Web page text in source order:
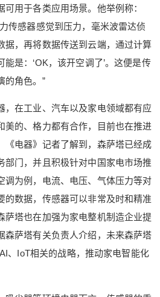
用于各类应用场景。他举例称：
传感器感觉到压力，毫米波雷达侦
据，再将数据传送到云端，通过计算
是：‘OK，该开空调了’。这便是传
的角色。”
，在工业、汽车以及家电领域都有应
美的、格力都有合作，目前也在推进
《电器》记者了解到，森萨塔已经成
部门，并且积极针对中国家电市场推
调为例，电流、电压、气体压力等对
的数据，传感器可以非常及时和精准
萨塔也在加强为家电整机制造企业提
森萨塔有关负责人介绍，未来森萨塔
、IoT相关的战略，推动家电智能化
净化器、吸尘器等环境电器
不言而喻。深圳盛世物联传
销总监陈飞向《电器》记者
具体内容。他表示，在某些
处在行业领先地位。比如激
在传感器的模具开发、算法
明显高于行业平均水平，而
还停留在红外式粉尘传感器
示，盛世物联面向物联网应
环境空气品质及有害气体监
业应用方案服务，产品涉及
感器、VOC传感器等，并和
。目前，盛世物联AIR云商城
式传感器供应链平台，向产
相关配套的传感器、模块、